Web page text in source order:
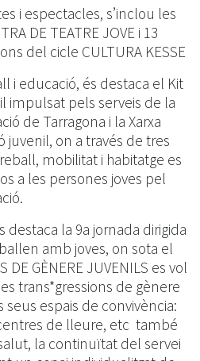
i espectacles, s’inclou les
DE TEATRE JOVE i 13
del cicle CULTURA KESSE
i educació, és destaca el Kit
impulsat pels serveis de la
de Tarragona i la Xarxa
juvenil, on a través de tres
mobilitat i habitatge es
a les persones joves pel
destaca la 9a jornada dirigida
amb joves, on sota el
DE GÈNERE JUVENILS es vol
trans*gressions de gènere
espais de convivència:
de lleure, etc també
la continuïtat del servei